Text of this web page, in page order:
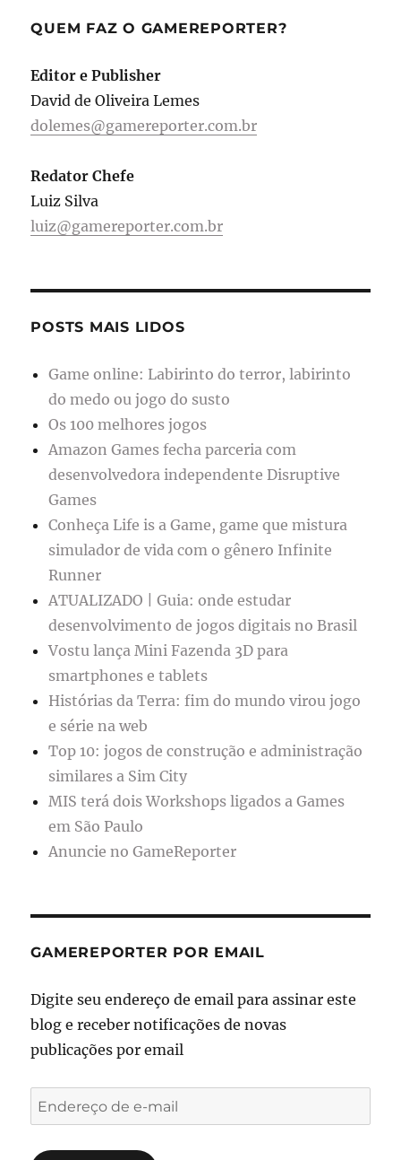
QUEM FAZ O GAMEREPORTER?
Editor e Publisher
David de Oliveira Lemes
dolemes@gamereporter.com.br
Redator Chefe
Luiz Silva
luiz@gamereporter.com.br
POSTS MAIS LIDOS
Game online: Labirinto do terror, labirinto
do medo ou jogo do susto
Os 100 melhores jogos
Amazon Games fecha parceria com
desenvolvedora independente Disruptive
Games
Conheça Life is a Game, game que mistura
simulador de vida com o gênero Infinite
Runner
ATUALIZADO | Guia: onde estudar
desenvolvimento de jogos digitais no Brasil
Vostu lança Mini Fazenda 3D para
smartphones e tablets
Histórias da Terra: fim do mundo virou jogo
e série na web
Top 10: jogos de construção e administração
similares a Sim City
MIS terá dois Workshops ligados a Games
em São Paulo
Anuncie no GameReporter
GAMEREPORTER POR EMAIL
Digite seu endereço de email para assinar este
blog e receber notificações de novas
publicações por email
Endereço
de
e-